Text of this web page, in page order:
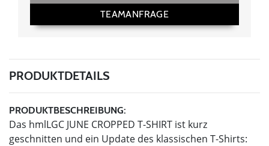
TEAMANFRAGE
PRODUKTDETAILS
PRODUKTBESCHREIBUNG:
Das hmlLGC JUNE CROPPED T-SHIRT ist kurz
geschnitten und ein Update des klassischen T-Shirts: